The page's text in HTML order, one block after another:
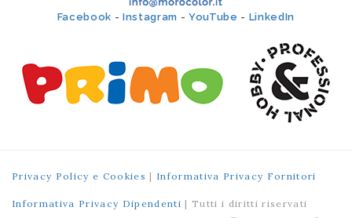
Facebook -Instagram -YouTube - LinkedIn
Privacy Policy e Cookies | Informativa Privacy Fornitori
Informativa Privacy Dipendenti | Tutti i diritti riservati